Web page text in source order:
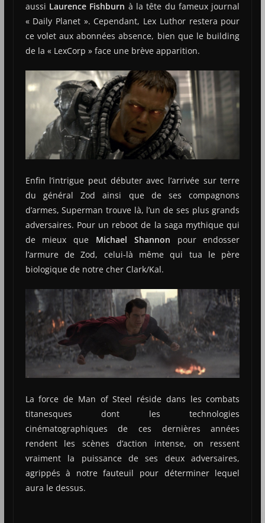
aussi Laurence Fishburn à la tête du fameux journal
« Daily Planet ». Cependant, Lex Luthor restera pour
ce volet aux abonnées absence, bien que le building
de la « LexCorp » face une brève apparition.
Enfin l’intrigue peut débuter avec l’arrivée sur terre
du général Zod ainsi que de ses compagnons
d’armes, Superman trouve là, l’un de ses plus grands
adversaires. Pour un reboot de la saga mythique qui
de mieux que Michael Shannon pour endosser
l’armure de Zod, celui-là même qui tua le père
biologique de notre cher Clark/Kal.
La force de Man of Steel réside dans les combats
titanesques dont les technologies
cinématographiques de ces dernières années
rendent les scènes d’action intense, on ressent
vraiment la puissance de ses deux adversaires,
agrippés à notre fauteuil pour déterminer lequel
aura le dessus.